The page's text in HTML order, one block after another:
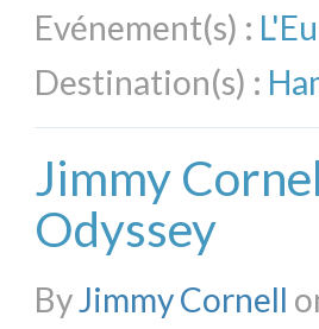
Evénement(s) :
Destination(s) :
Jimmy
Odyssey
ByJimmy Cornell